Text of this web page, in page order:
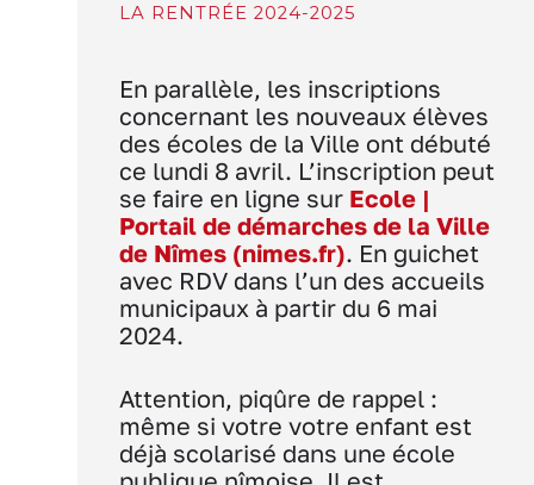
LA RENTRÉE 2024-2025
En parallèle, les inscriptions
concernant les nouveaux élèves
des écoles de la Ville ont débuté
ce lundi 8 avril. L’inscription peut
se faire en ligne sur Ecole |
Portail de démarches de la Ville
de Nîmes (nimes.fr). En guichet
avec RDV dans l’un des accueils
municipaux à partir du 6 mai
2024.
Attention, piqûre de rappel :
même si votre votre enfant est
déjà scolarisé dans une école